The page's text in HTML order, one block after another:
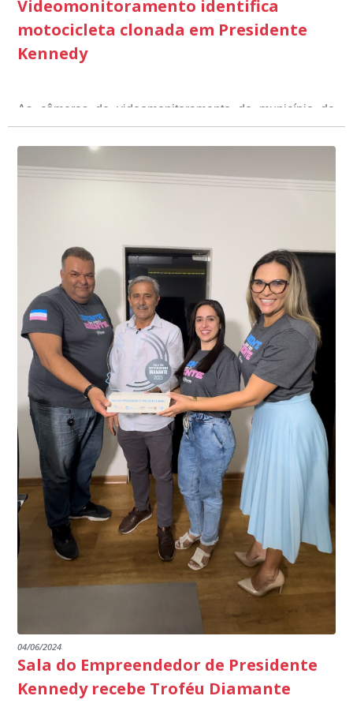
Videomonitoramento identifica
motocicleta clonada em Presidente
Kennedy
As câmeras de videomonitoramento do município de
Presidente Kennedy identificaram neste fim de semana,
01 de junho, uma motocicleta com indícios de
adulteração, imediatamente, a central de
videomonitoramento acionou a Guarda Civil Municipal,
Durante a abordagem a adulteração foi comprovada,
através da conferência do Chassi, a motocicleta, bem
conta do sistema de videomonitoramento instalado
recentemente em todo o município de Presidente
Kennedy, o sistema é integrado com outros municípios
do país, sendo possível a identificação de veículos por
meio do cruzamento de informações, nesse caso
específico, com dados de uma cidade do Estado do Rio
de Janeiro.
“Mais de 100 câmeras foram instaladas na sede e no
interior de Presidente Kennedy, garantindo mais
segurança à população, seja nas ruas, no comércio, os
produtores agropecuários. Estamos no rumo certo,
parabéns a todos os servidores que contribuem para a
segurança da nossa cidade”, destaca o prefeito Dorlei
Fontão.
04/06/2024
Sala do Empreendedor de Presidente
Kennedy recebe Troféu Diamante